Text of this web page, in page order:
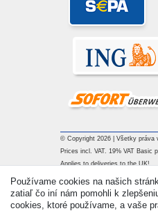
© Copyright 2026 | Všetky práva
Prices incl. VAT. 19% VAT Basic
Applies to deliveries to the UK!
Používame cookies na našich
zatiaľ čo iní nám pomohli k
cookies, ktoré používame, a vaše
Withdraw from